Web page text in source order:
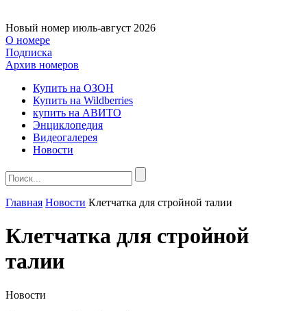
Новый номер июль-август 2026
О номере
Подписка
Архив номеров
Купить на ОЗОН
Купить на Wildberries
купить на АВИТО
Энциклопедия
Видеогалерея
Новости
Главная Новости Клетчатка для стройной талии
Клетчатка для стройной
талии
Новости